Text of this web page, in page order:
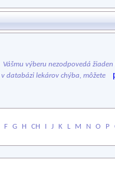
Vášmu výberu nezodpovedá žiaden
databázi lekárov chýba, môžete
F G H CH I J K L M N O P